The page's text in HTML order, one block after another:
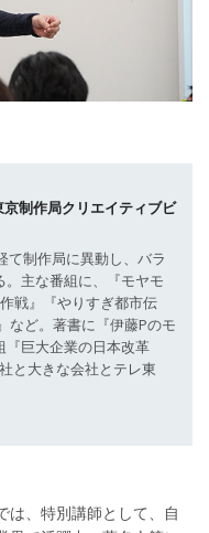
制作局クリエイティブビ
て制作局に異動し、バラ
主な番組に、『モヤモ
戦』『やりすぎ都市伝
など。著書に『伊藤Pのモ
『巨大企業の日本改革
と大きな会社とテレ東
は、特別講師として、自